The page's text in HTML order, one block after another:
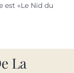
est «Le Nid du
La